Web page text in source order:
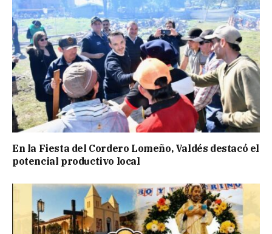
En la Fiesta del Cordero Lomeño, Valdés destacó el
potencial productivo local